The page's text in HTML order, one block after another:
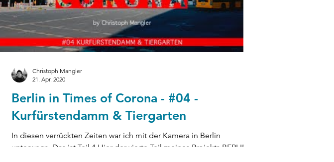
Berlin in Times of Corona - #04 -
Kurfürstendamm & Tiergarten
In diesen verrückten Zeiten war ich mit der Kamera in Berlin
unterwegs. Das ist Teil 4 Hier der vierte Teil meines Projekts BERLIN
Christoph Mangler
21. Apr. 2020